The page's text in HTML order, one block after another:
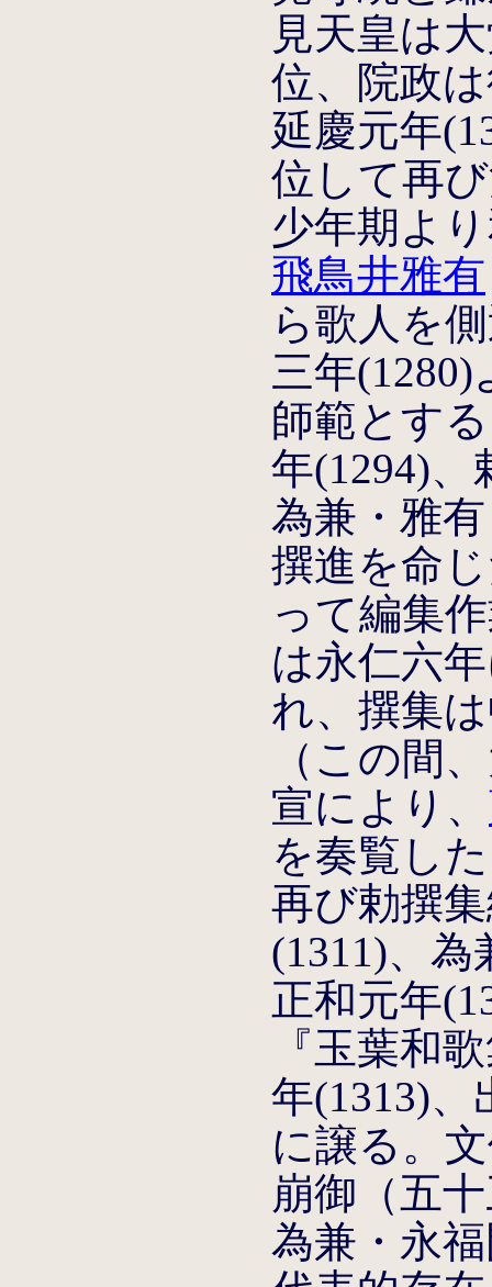
見天皇は
位、院政
延慶元年
位して再
少年期よ
飛鳥井雅有
ら歌人を
三年
師範とす
年(1294)
為兼・雅
撰進を命
って編集
は永仁六
れ、撰集
（この間
宣により、
を奏覧し
再び勅撰
(1311)、
正和元年
『玉葉和
年(1313)
に譲る。
崩御（五
為兼・永